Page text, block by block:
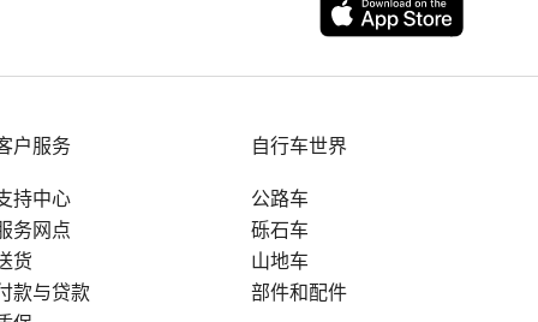
户服务
持中心
务网点
货
款与贷款
自行车世界
公路车
砾石车
山地车
部件和配件